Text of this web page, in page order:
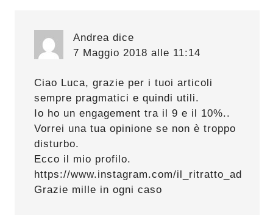
Andrea dice
7 Maggio 2018 alle 11:14
Ciao Luca, grazie per i tuoi articoli
sempre pragmatici e quindi utili.
Io ho un engagement tra il 9 e il 10%..
Vorrei una tua opinione se non è troppo
disturbo.
Ecco il mio profilo.
https://www.instagram.com/il_ritratto_ad
Grazie mille in ogni caso